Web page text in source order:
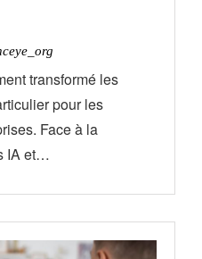
transformé les
pour les
Face à la
IA et…